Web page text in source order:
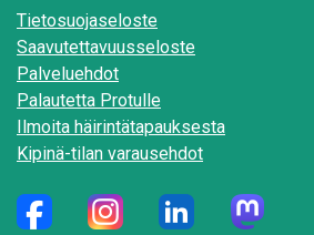
Tietosuojaseloste
Saavutettavuusseloste
Palveluehdot
Palautetta Protulle
Ilmoita häirintätapauksesta
Kipinä-tilan varausehdot